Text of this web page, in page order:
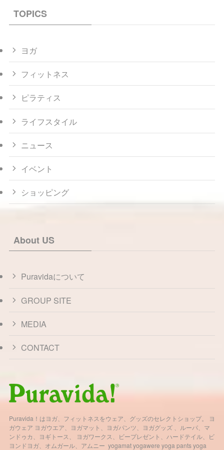
TOPICS
ヨガ
フィットネス
ピラティス
ライフスタイル
ニュース
イベント
ショッピング
About US
Puravidaについて
GROUP SITE
MEDIA
CONTACT
Puravida！はヨガ、フィットネスをウェア、グッズのセレクトショップ。 ヨ
ガウェア ヨガウエア、ヨガマット、ヨガパンツ、ヨガグッズ 、ルーパ、マ
ンドゥカ、ヨギトース、 ヨガワークス、ビープレゼント、ハードテイル、ビ
ヨンドヨガ、オムガール、アムニー yogamat yogawere yoga pants yoga